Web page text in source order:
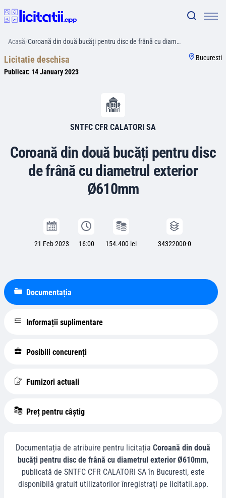
Acasă/Coroană din două bucăți pentru disc de frână cu diam…
Licitatie deschisa
Publicat: 14 January 2023
Bucuresti
SNTFC CFR CALATORI SA
Coroană din două bucăți pentru disc
de frână cu diametrul exterior
Ø610mm
21 Feb 2023 16:00 154.400 lei 34322000-0
Documentația
Informații suplimentare
Posibili concurenți
Furnizori actuali
Preț pentru câștig
Documentația de atribuire pentru licitația Coroană din două
bucăți pentru disc de frână cu diametrul exterior Ø610mm,
publicată de SNTFC CFR CALATORI SAîn Bucuresti, este
disponibilă gratuit utilizatorilor înregistrați pe licitatii.app.